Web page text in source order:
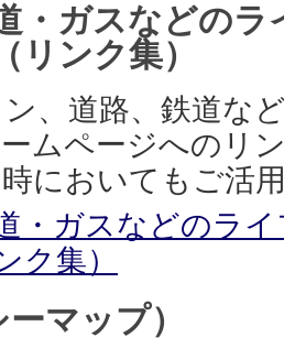
・ガスなどの
リンク集）
、道路、鉄道な
ムページへのリ
においてもご活
・ガスなどのラ
ク集）
マップ）